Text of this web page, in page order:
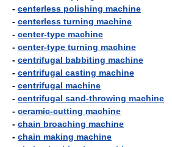
- centerless polishing machine
- centerless turning machine
- center-type machine
- center-type turning machine
- centrifugal babbiting machine
- centrifugal casting machine
- centrifugal machine
- centrifugal sand-throwing machine
- ceramic-cutting machine
- chain broaching machine
- chain making machine